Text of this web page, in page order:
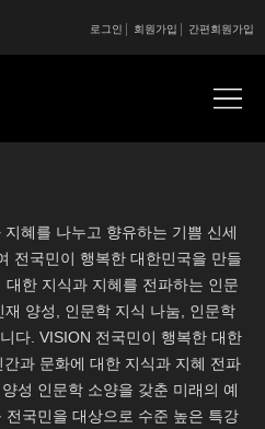
간편회원가입
회원가입
로그인